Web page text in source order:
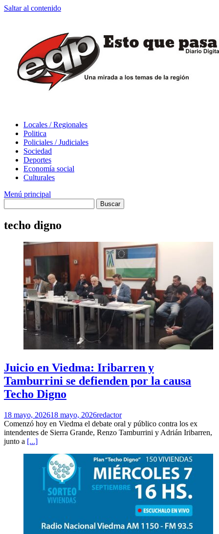
Saltar al contenido
Locales / Regionales
Politica
Policiales / Judiciales
Sociedad
Deportes
Economía social
Culturales
Menú principal
techo digno
Juicio en Viedma: Iribarren y
Tamburrini se defienden por la causa
Techo Digno
18 mayo, 202618 mayo, 2026redactor
Comenzó hoy en Viedma el debate oral y público contra los ex
intendentes de Sierra Grande, Renzo Tamburrini y Adrián Iribarren,
junto a [...]